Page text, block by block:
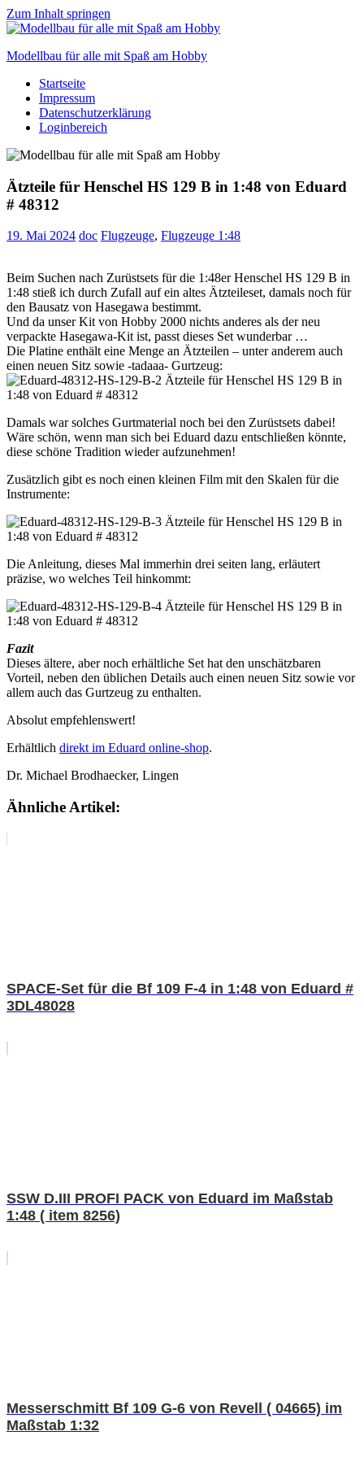
Zum Inhalt springen
Modellbau für alle mit Spaß am Hobby
Scale
modelling
to
Startseite
Impressum
Datenschutzerklärung
Loginbereich
Ätzteile für Henschel HS 129 B in 1:48 von Eduard
# 48312
19. Mai 2024 doc Flugzeuge, Flugzeuge 1:48
Beim Suchen nach Zurüstsets für die 1:48er Henschel HS 129 B in
1:48 stieß ich durch Zufall auf ein altes Ätzteileset, damals noch für
den Bausatz von Hasegawa bestimmt.
Und da unser Kit von Hobby 2000 nichts anderes als der neu
verpackte Hasegawa-Kit ist, passt dieses Set wunderbar …
Die Platine enthält eine Menge an Ätzteilen – unter anderem auch
einen neuen Sitz sowie -tadaaa- Gurtzeug:
Damals war solches Gurtmaterial noch bei den Zurüstsets dabei!
Wäre schön, wenn man sich bei Eduard dazu entschließen könnte,
diese schöne Tradition wieder aufzunehmen!
Zusätzlich gibt es noch einen kleinen Film mit den Skalen für die
Instrumente:
Die Anleitung, dieses Mal immerhin drei seiten lang, erläutert
präzise, wo welches Teil hinkommt:
Fazit
Dieses ältere, aber noch erhältliche Set hat den unschätzbaren
Vorteil, neben den üblichen Details auch einen neuen Sitz sowie vor
allem auch das Gurtzeug zu enthalten.
Absolut empfehlenswert!
Erhältlich direkt im Eduard online-shop.
Dr. Michael Brodhaecker, Lingen
Ähnliche Artikel:
SPACE-Set für die Bf 109 F-4 in 1:48 von Eduard #
3DL48028
SSW D.III PROFI PACK von Eduard im Maßstab
1:48 ( item 8256)
Messerschmitt Bf 109 G-6 von Revell ( 04665) im
Maßstab 1:32